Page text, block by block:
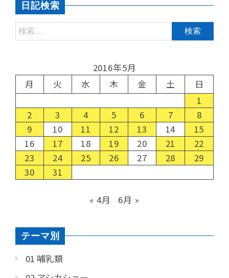
日記検索
2016年5月
月
火 水 木 金 土
日
1
2
3 4 5 6 7
8
9
10 11 12 13 14
15
16
17 18 19 20 21
22
23
24 25 26 27 28
29
30
31
« 4月 6月 »
テーマ別
01 哺乳類